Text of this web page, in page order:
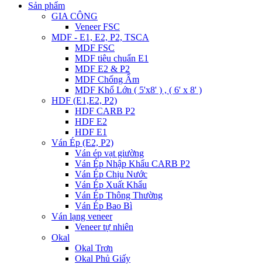
Sản phẩm
GIA CÔNG
Veneer FSC
MDF - E1, E2, P2, TSCA
MDF FSC
MDF tiêu chuẩn E1
MDF E2 & P2
MDF Chống Ẩm
MDF Khổ Lớn ( 5'x8' ) , ( 6' x 8' )
HDF (E1,E2, P2)
HDF CARB P2
HDF E2
HDF E1
Ván Ép (E2, P2)
Ván ép vạt giường
Ván Ép Nhập Khẩu CARB P2
Ván Ép Chịu Nước
Ván Ép Xuất Khẩu
Ván Ép Thông Thường
Ván Ép Bao Bì
Ván lạng veneer
Veneer tự nhiên
Okal
Okal Trơn
Okal Phủ Giấy